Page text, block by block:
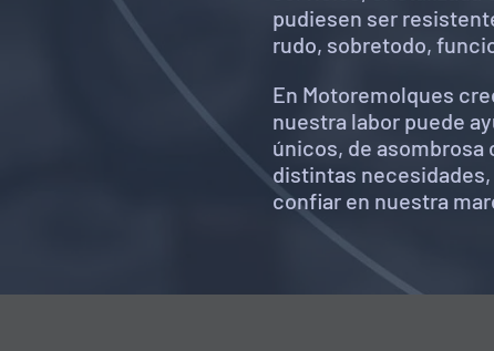
pudiesen ser
rudo, sobretodo,
En Motoremolques
nuestra labor puede
únicos, de asombrosa
distintas
confiar en nuestra